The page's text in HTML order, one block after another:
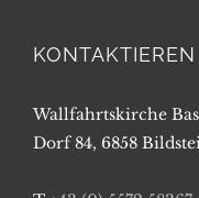
Wallfahrtskirche
Dorf 84, 6858